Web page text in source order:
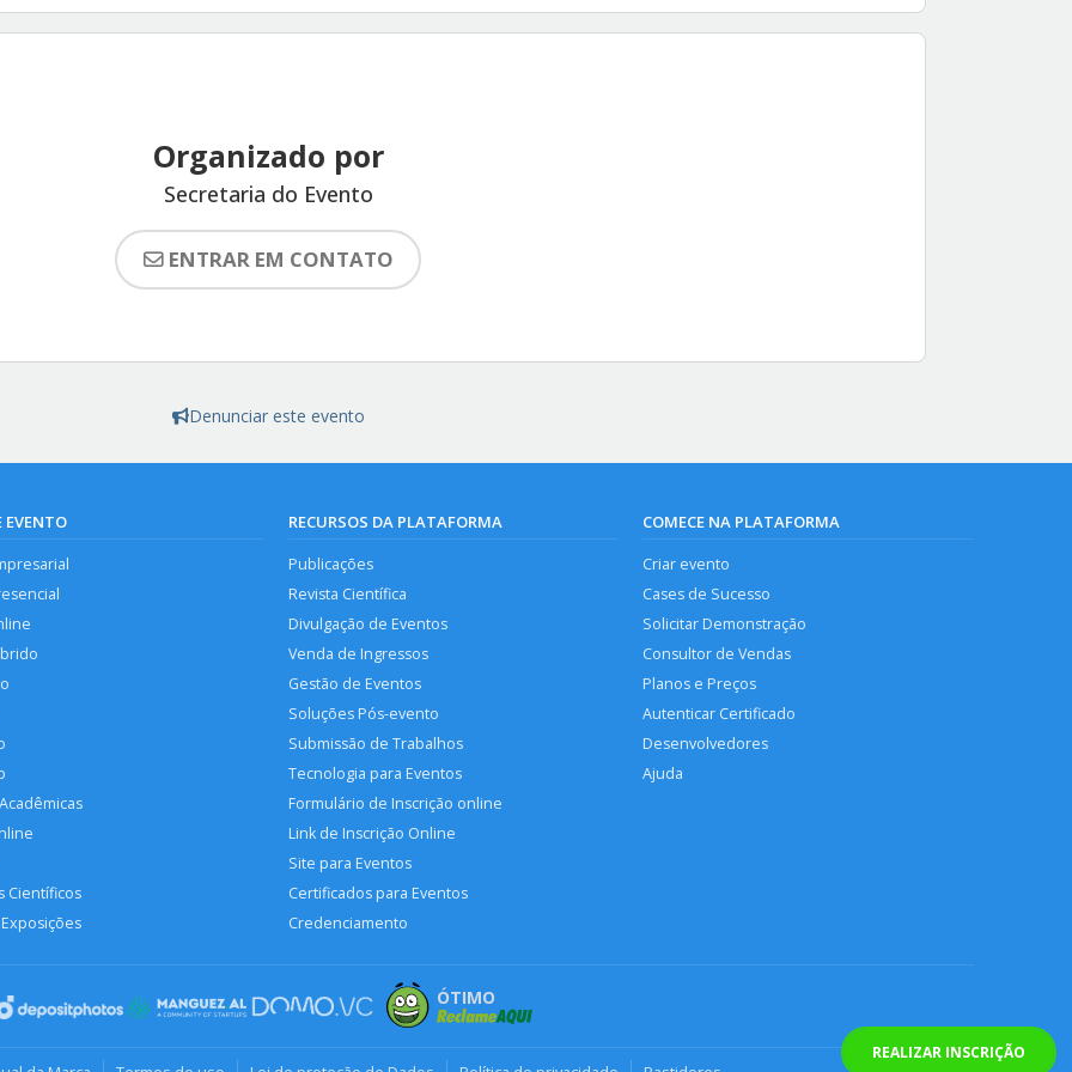
REALIZAR INSCRIÇÃO
Organizado por
Secretaria do Evento
ENTRAR EM CONTATO
Denunciar este evento
EVENTO
Científicos
RECURSOS DA PLATAFORMA
Publicações
Revista Científica
Divulgação de Eventos
Venda de Ingressos
Gestão de Eventos
Soluções Pós-evento
Submissão de Trabalhos
Tecnologia para Eventos
Formulário de Inscrição online
Link de Inscrição Online
Site para Eventos
Certificados para Eventos
Credenciamento
COMECE NA PLATAFORMA
Criar evento
Cases de Sucesso
Solicitar Demonstração
Consultor de Vendas
Planos e Preços
Autenticar Certificado
Desenvolvedores
Ajuda
ÓTIMO